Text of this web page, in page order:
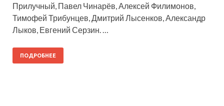
Прилучный, Павел Чинарёв, Алексей Филимонов,
Тимофей Трибунцев, Дмитрий Лысенков, Александр
Лыков, Евгений Серзин. …
ПОДРОБНЕЕ